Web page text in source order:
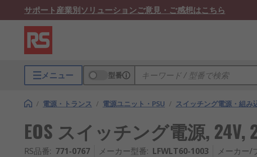
サポート産業別ソリューションご意見・ご感想はこちら
メニュー 型番
/ 電源・トランス / 電源ユニット・PSU / スイッチング電源・組み
EOS スイッチング電源, 24V,
RS品番: 771-0767 メーカー型番: LFWLT60-1003 メーカー/